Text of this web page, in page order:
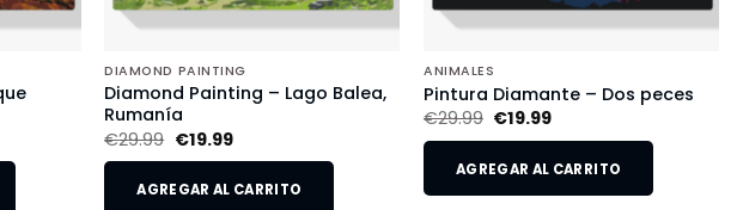
DIAMOND PAINTING
Diamond Painting – Lago Balea,
Rumanía
€29.99 €19.99
AGREGAR AL CARRITO
ANIMALES
Pintura Diamante – Dos peces
€29.99 €19.99
AGREGAR AL CARRITO